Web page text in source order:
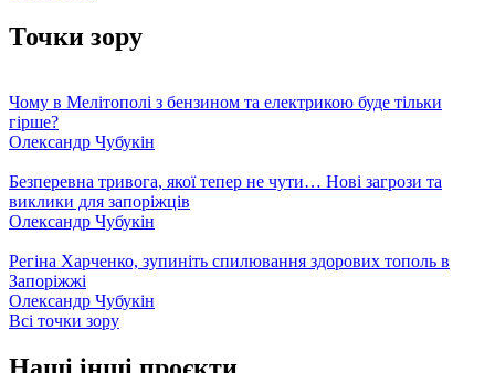
Точки зору
Чому в Мелітополі з бензином та електрикою буде тільки
гірше?
Олександр Чубукін
Безперевна тривога, якої тепер не чути… Нові загрози та
виклики для запоріжців
Олександр Чубукін
Регіна Харченко, зупиніть спилювання здорових тополь в
Запоріжжі
Олександр Чубукін
Всі точки зору